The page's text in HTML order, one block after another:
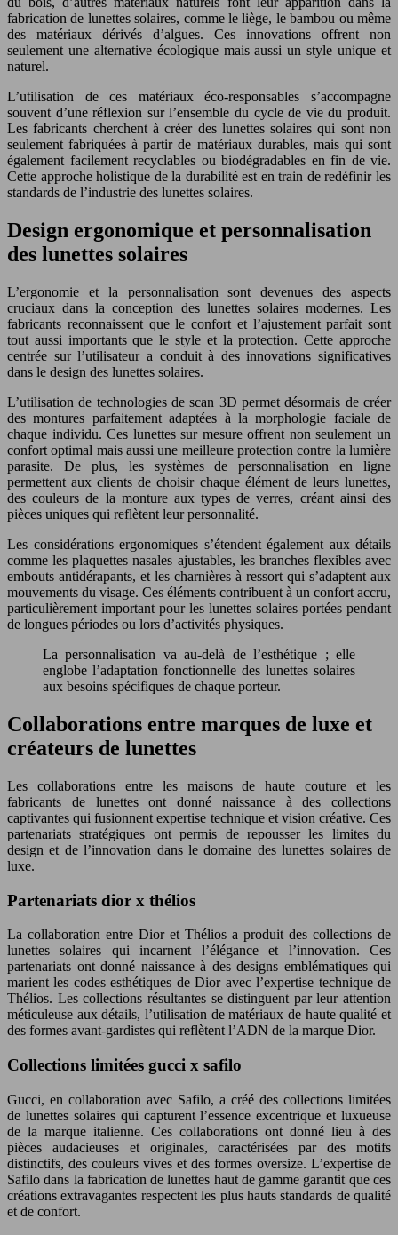
fabrication de lunettes solaires, comme le liège, le bambou ou même
des matériaux dérivés d’algues. Ces innovations offrent non
seulement une alternative écologique mais aussi un style unique et
naturel.
L’utilisation de ces matériaux éco-responsables s’accompagne
souvent d’une réflexion sur l’ensemble du cycle de vie du produit.
Les fabricants cherchent à créer des lunettes solaires qui sont non
seulement fabriquées à partir de matériaux durables, mais qui sont
également facilement recyclables ou biodégradables en fin de vie.
Cette approche holistique de la durabilité est en train de redéfinir les
standards de l’industrie des lunettes solaires.
Design ergonomique et personnalisation
des lunettes solaires
L’ergonomie et la personnalisation sont devenues des aspects
cruciaux dans la conception des lunettes solaires modernes. Les
fabricants reconnaissent que le confort et l’ajustement parfait sont
tout aussi importants que le style et la protection. Cette approche
centrée sur l’utilisateur a conduit à des innovations significatives
dans le design des lunettes solaires.
L’utilisation de technologies de scan 3D permet désormais de créer
des montures parfaitement adaptées à la morphologie faciale de
chaque individu. Ces lunettes sur mesure offrent non seulement un
confort optimal mais aussi une meilleure protection contre la lumière
parasite. De plus, les systèmes de personnalisation en ligne
permettent aux clients de choisir chaque élément de leurs lunettes,
des couleurs de la monture aux types de verres, créant ainsi des
pièces uniques qui reflètent leur personnalité.
Les considérations ergonomiques s’étendent également aux détails
comme les plaquettes nasales ajustables, les branches flexibles avec
embouts antidérapants, et les charnières à ressort qui s’adaptent aux
mouvements du visage. Ces éléments contribuent à un confort accru,
particulièrement important pour les lunettes solaires portées pendant
de longues périodes ou lors d’activités physiques.
La personnalisation va au-delà de l’esthétique ; elle
englobe l’adaptation fonctionnelle des lunettes solaires
aux besoins spécifiques de chaque porteur.
Collaborations entre marques de luxe et
créateurs de lunettes
Les collaborations entre les maisons de haute couture et les
fabricants de lunettes ont donné naissance à des collections
captivantes qui fusionnent expertise technique et vision créative. Ces
partenariats stratégiques ont permis de repousser les limites du
design et de l’innovation dans le domaine des lunettes solaires de
luxe.
Partenariats dior x thélios
La collaboration entre Dior et Thélios a produit des collections de
lunettes solaires qui incarnent l’élégance et l’innovation. Ces
partenariats ont donné naissance à des designs emblématiques qui
marient les codes esthétiques de Dior avec l’expertise technique de
Thélios. Les collections résultantes se distinguent par leur attention
méticuleuse aux détails, l’utilisation de matériaux de haute qualité et
des formes avant-gardistes qui reflètent l’ADN de la marque Dior.
Collections limitées gucci x safilo
Gucci, en collaboration avec Safilo, a créé des collections limitées
de lunettes solaires qui capturent l’essence excentrique et luxueuse
de la marque italienne. Ces collaborations ont donné lieu à des
pièces audacieuses et originales, caractérisées par des motifs
distinctifs, des couleurs vives et des formes oversize. L’expertise de
Safilo dans la fabrication de lunettes haut de gamme garantit que ces
créations extravagantes respectent les plus hauts standards de qualité
et de confort.